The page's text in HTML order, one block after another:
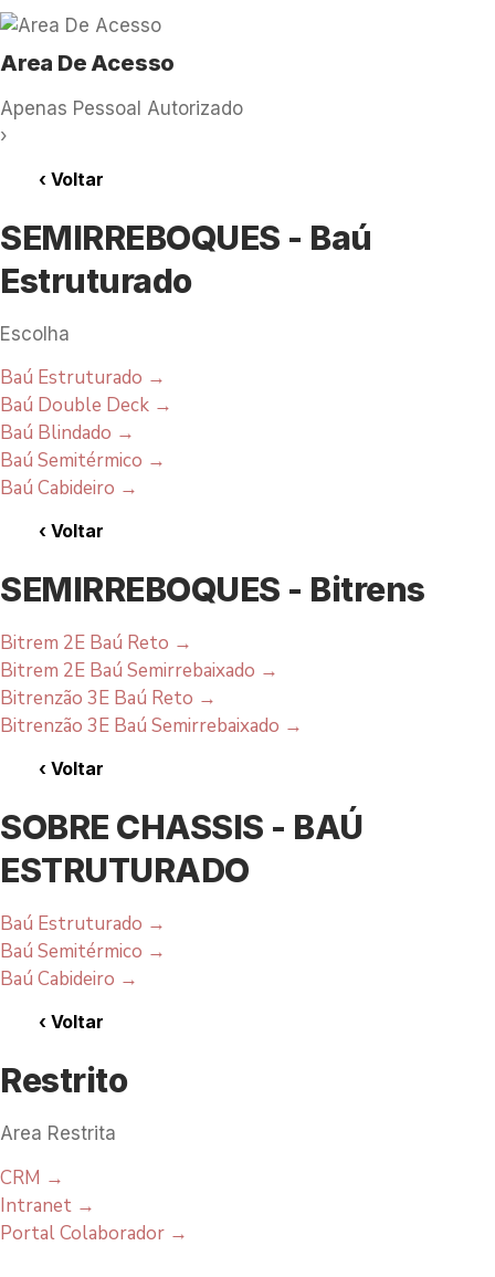
Area De Acesso
Apenas Pessoal Autorizado
›
‹ Voltar
SEMIRREBOQUES - Baú
Estruturado
Escolha
Baú Estruturado →
Baú Double Deck →
Baú Blindado →
Baú Semitérmico →
Baú Cabideiro →
‹ Voltar
SEMIRREBOQUES - Bitrens
Bitrem 2E Baú Reto →
Bitrem 2E Baú Semirrebaixado →
Bitrenzão 3E Baú Reto →
Bitrenzão 3E Baú Semirrebaixado →
‹ Voltar
SOBRE CHASSIS - BAÚ
ESTRUTURADO
Baú Estruturado →
Baú Semitérmico →
Baú Cabideiro →
‹ Voltar
Restrito
Area Restrita
CRM →
Intranet →
Portal Colaborador →